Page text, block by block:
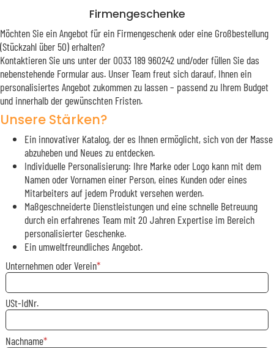
Firmengeschenke
Möchten Sie ein Angebot für ein Firmengeschenk oder eine Großbestellung
(Stückzahl über 50) erhalten?
Kontaktieren Sie uns unter der 0033 189 960242 und/oder füllen Sie das
nebenstehende Formular aus. Unser Team freut sich darauf, Ihnen ein
personalisiertes Angebot zukommen zu lassen – passend zu Ihrem Budget
und innerhalb der gewünschten Fristen.
Unsere Stärken?
Ein innovativer Katalog, der es Ihnen ermöglicht, sich von der Masse
abzuheben und Neues zu entdecken.
Individuelle Personalisierung: Ihre Marke oder Logo kann mit dem
Namen oder Vornamen einer Person, eines Kunden oder eines
Mitarbeiters auf jedem Produkt versehen werden.
Maßgeschneiderte Dienstleistungen und eine schnelle Betreuung
durch ein erfahrenes Team mit 20 Jahren Expertise im Bereich
personalisierter Geschenke.
Ein umweltfreundliches Angebot.
Unternehmen oder Verein
USt-IdNr.
Nachname